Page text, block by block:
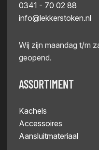
0341 - 70 02 88
info@lekkerstoken.nl
Wij zijn maandag t/m
geopend.
ASSORTIMENT
Kachels
Accessoires
Aansluitmateriaal